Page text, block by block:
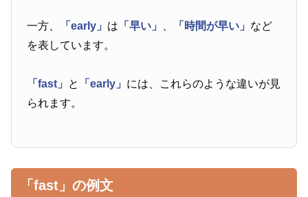
一方、 「early」 は 「早い」 「時間が早い」 など
を表しています。
「fast」 と 「early」 には、これらのような違いが見
られます。
「fast」の例文